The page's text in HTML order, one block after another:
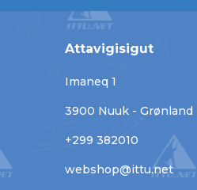
Attavigisigut
Imaneq 1
3900 Nuuk - Grønland
+299 382010
webshop@ittu.net